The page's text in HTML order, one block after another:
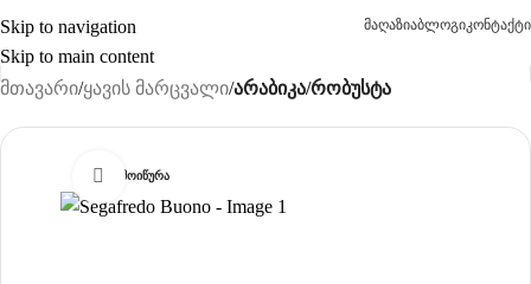
Skip to navigation
Skip to main content
მაღაზიაბლოგიკონტაქტი
მთავარი ყავის მარცვალი არაბიკა/რობუსტა
ᲐᲛᲝᲘᲬᲣᲠᲐ
Click to enlarge